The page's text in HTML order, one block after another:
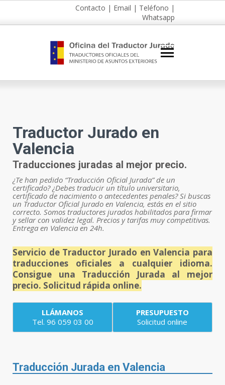
Contacto | Email | Teléfono |
Whatsapp
Traductor Jurado en
Valencia
Traducciones juradas al mejor precio.
¿Te han pedido “Traducción Oficial Jurada” de un
certificado? ¿Debes traducir un título universitario,
certificado de nacimiento o antecedentes penales? Si buscas
un Traductor Oficial Jurado en Valencia, estás en el sitio
correcto. Somos traductores jurados habilitados para firmar
y sellar con validez legal. Precios y tarifas muy competitivas.
Entrega en Valencia en 24h.
Servicio de Traductor Jurado en Valencia para
traducciones oficiales a cualquier idioma.
Consigue una Traducción Jurada al mejor
precio. Solicitud rápida online.
LLÁMANOS
Tel. 96 059 03 00
PRESUPUESTO
Solicitud online
Traducción Jurada en Valencia